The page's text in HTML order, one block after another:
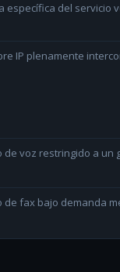
específica del servicio
IP plenamente
de voz restringido a
de fax bajo demanda